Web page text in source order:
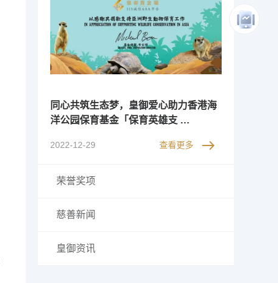
同心共筑生态梦，皇御爱心助力香港海
洋公园保育基金「保育英雄支 …
2022-12-29 查看更多
荣誉奖项
慈善新闻
皇御资讯